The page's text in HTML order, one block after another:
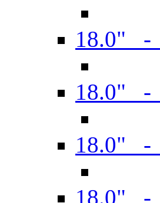
18.0" -
18.0" -
18.0" -
18.0" -